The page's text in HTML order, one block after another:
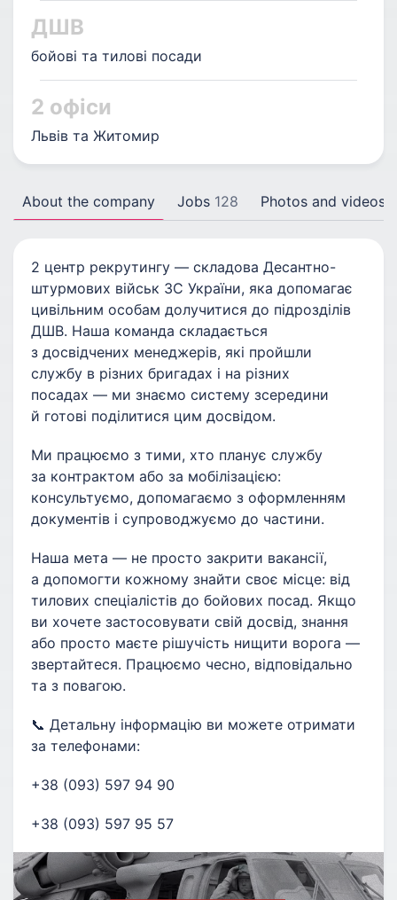
ДШВ
бойові та тилові посади
2 офіси
Львів та Житомир
About the company Jobs 128 Photos and videos
2 центр рекрутингу — складова Десантно-
штурмових військ ЗС України, яка допомагає
цивільним особам долучитися до підрозділів
ДШВ. Наша команда складається
з досвідчених менеджерів, які пройшли
службу в різних бригадах і на різних
посадах — ми знаємо систему зсередини
й готові поділитися цим досвідом.
Ми працюємо з тими, хто планує службу
за контрактом або за мобілізацією:
консультуємо, допомагаємо з оформленням
документів і супроводжуємо до частини.
Наша мета — не просто закрити вакансії,
а допомогти кожному знайти своє місце: від
тилових спеціалістів до бойових посад. Якщо
ви хочете застосовувати свій досвід, знання
або просто маєте рішучість нищити ворога —
звертайтеся. Працюємо чесно, відповідально
та з повагою.
📞 Детальну інформацію ви можете отримати
за телефонами:
+38 (093) 597 94 90
+38 (093) 597 95 57